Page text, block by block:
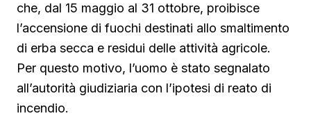
che, dal 15 maggio al 31 ottobre, proibisce
l’accensione di fuochi destinati allo smaltimento
di erba secca e residui delle attività agricole.
Per questo motivo, l’uomo è stato segnalato
all’autorità giudiziaria con l’ipotesi di reato di
incendio.